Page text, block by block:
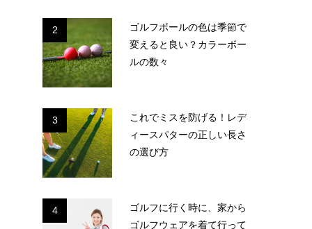
2
ゴルフボールの色は季節で
変えると良い？カラーボー
ルの数々
3
これでミスを防げる！レデ
ィースパターの正しい長さ
の選び方
4
ゴルフに行く時に、家から
ゴルフウェアを着て行って